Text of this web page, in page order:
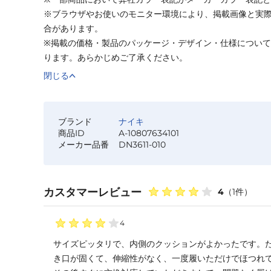
※ブラウザやお使いのモニター環境により、掲載画像と実
合があります。
※掲載の価格・製品のパッケージ・デザイン・仕様につい
ります。あらかじめご了承ください。
閉じる
ブランド
ナイキ
商品ID
A-10807634101
メーカー品番
DN3611-010
カスタマーレビュー 4 （1件）
4
サイズピッタリで、内側のクッションがよかったです。
き口が固くて、伸縮性がなく、一度履いただけでほつれ